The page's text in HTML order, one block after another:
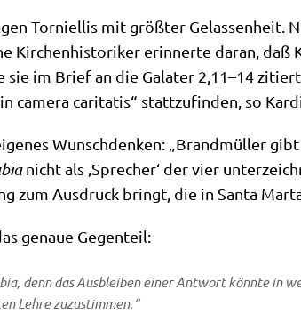
Tor­ni­el­lis mit größ­ter Gelas­sen­heit.
Kir­chen­hi­sto­ri­ker erin­ner­te dar­an, daß
im Brief an die Gala­ter 2,11–14
came­ra cari­ta­tis“ statt­zu­fin­den, so
Wunsch­den­ken: „Brand­mül­ler
nicht als ‚Spre­cher‘ der vier
zum Aus­druck bringt, die in San­ta
genaue Gegenteil:
, denn das Aus­blei­ben einer Ant­wort könn­te in
Leh­re zuzustimmen.“